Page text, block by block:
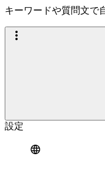
キーワードや質問文で
設定